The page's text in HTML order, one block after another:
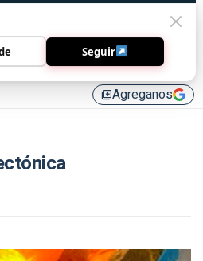
library_addAgreganos
Seguir